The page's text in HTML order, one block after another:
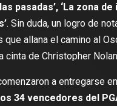
pasadas’, ‘La zona
. Sin duda, un logro de
que allana el camino al
cinta de Christopher
a entregarse
34 vencedores del